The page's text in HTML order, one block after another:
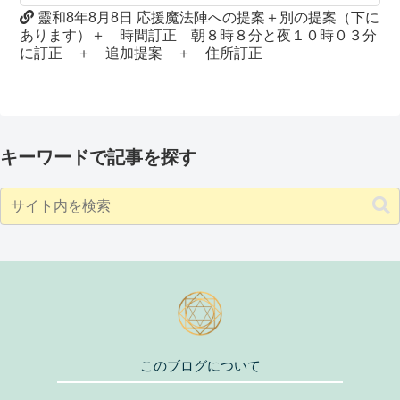
靈和8年8月8日 応援魔法陣への提案＋別の提案（下に
あります）＋ 時間訂正 朝８時８分と夜１０時０３分
に訂正 ＋ 追加提案 ＋ 住所訂正
キーワードで記事を探す
このブログについて